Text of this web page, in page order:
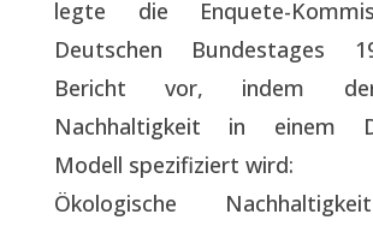
legte die Enquete-
Deutschen Bundestages
Bericht vor, indem
Nachhaltigkeit in einem
Modell spezifiziert wird:
Ökologische